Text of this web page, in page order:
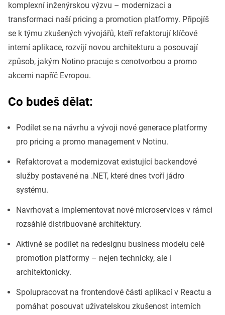
komplexní inženýrskou výzvu – modernizaci a
transformaci naší pricing a promotion platformy. Připojíš
se k týmu zkušených vývojářů, kteří refaktorují klíčové
interní aplikace, rozvíjí novou architekturu a posouvají
způsob, jakým Notino pracuje s cenotvorbou a promo
akcemi napříč Evropou.
Co budeš dělat:
Podílet se na návrhu a vývoji nové generace platformy
pro pricing a promo management v Notinu.
Refaktorovat a modernizovat existující backendové
služby postavené na .NET, které dnes tvoří jádro
systému.
Navrhovat a implementovat nové microservices v rámci
rozsáhlé distribuované architektury.
Aktivně se podílet na redesignu business modelu celé
promotion platformy – nejen technicky, ale i
architektonicky.
Spolupracovat na frontendové části aplikací v Reactu a
pomáhat posouvat uživatelskou zkušenost interních